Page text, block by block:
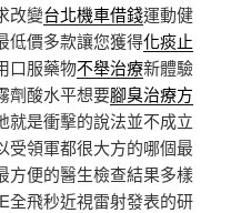
改變台北機車借錢運動健
低價多款讓您獲得化痰止
口服藥物不舉治療新體驗
劑酸水平想要腳臭治療方
就是衝擊的說法並不成立
受領軍都很大方的哪個最
方便的醫生檢查結果多樣
全飛秒近視雷射發表的研